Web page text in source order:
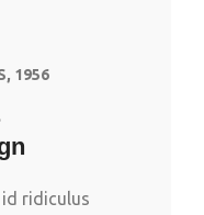
1956
ridiculus